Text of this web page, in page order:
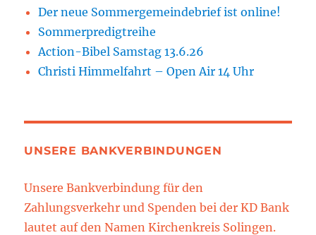
Der neue Sommergemeindebrief ist online!
Sommerpredigtreihe
Action-Bibel Samstag 13.6.26
Christi Himmelfahrt – Open Air 14 Uhr
UNSERE BANKVERBINDUNGEN
Unsere Bankverbindung für den
Zahlungsverkehr und Spenden bei der KD Bank
lautet auf den Namen Kirchenkreis Solingen.